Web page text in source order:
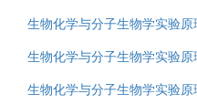
生物化学与分子生物学实验原
生物化学与分子生物学实验原
生物化学与分子生物学实验原